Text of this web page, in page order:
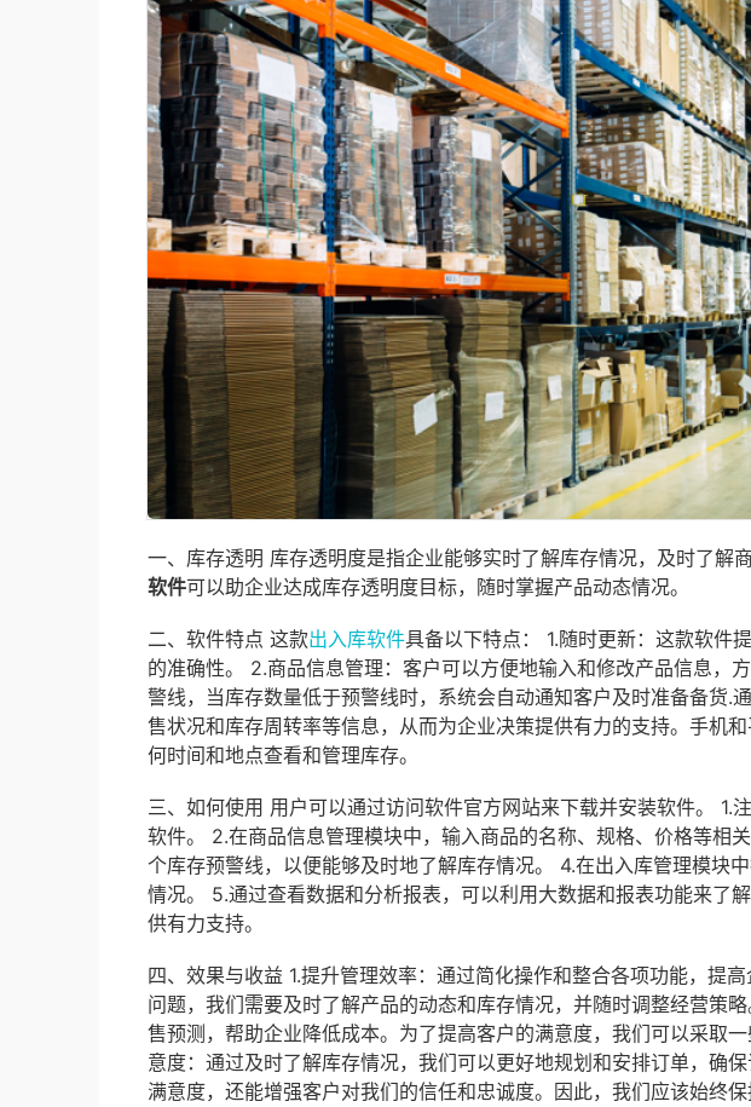
一、库存透明 库存透明度是指企业能够实时了解库存情况，及时了解
软件可以助企业达成库存透明度目标，随时掌握产品动态情况。
二、软件特点 这款出入库软件具备以下特点： 1.随时更新：这款软件
的准确性。 2.商品信息管理：客户可以方便地输入和修改产品信息，
警线，当库存数量低于预警线时，系统会自动通知客户及时准备备货.
售状况和库存周转率等信息，从而为企业决策提供有力的支持。手机
何时间和地点查看和管理库存。
三、如何使用 用户可以通过访问软件官方网站来下载并安装软件。 1.
软件。 2.在商品信息管理模块中，输入商品的名称、规格、价格等相
个库存预警线，以便能够及时地了解库存情况。 4.在出入库管理模块
情况。 5.通过查看数据和分析报表，可以利用大数据和报表功能来了
供有力支持。
四、效果与收益 1.提升管理效率：通过简化操作和整合各项功能，提
问题，我们需要及时了解产品的动态和库存情况，并随时调整经营策
售预测，帮助企业降低成本。为了提高客户的满意度，我们可以采取
意度：通过及时了解库存情况，我们可以更好地规划和安排订单，确
满意度，还能增强客户对我们的信任和忠诚度。因此，我们应该始终